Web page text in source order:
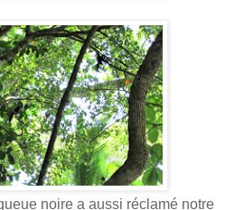
noire a aussi réclamé notre